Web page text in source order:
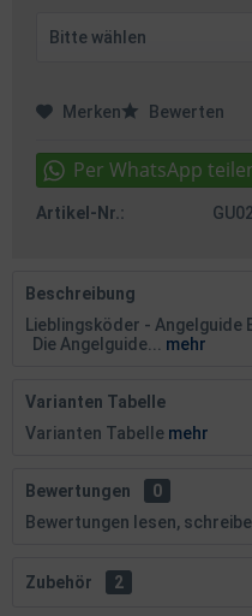
Merken Bewerten
Artikel-Nr.:
Beschreibung
Lieblingsköder -
Die Angelguide...
mehr
Varianten Tabelle
Varianten Tabelle mehr
Bewertungen
0
Bewertungen lesen,
Zubehör 2